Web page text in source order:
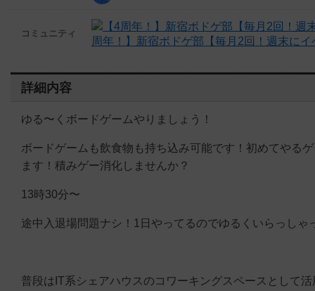
コミュニティ
周年！】新宿ボドゲ部【毎月2回！週末に
詳細内容
ゆる〜くボードゲームやりましょう！
ボードゲームも飲食物も持ち込み可能です！初めてやる
ます！積みゲー消化しませんか？
13時30分〜
途中入退場問題ナシ！1日やってるのでゆるくいらっしゃ
普段はIT系シェアハウスのコワーキングスペースとして